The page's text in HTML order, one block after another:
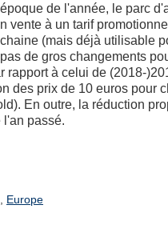
de l'année, le parc
vente à un tarif
(mais déjà utilisable
de gros changements
rapport à celui de (2018-
des prix de 10 euros pour
En outre, la réduction
l'an passé.
Europe